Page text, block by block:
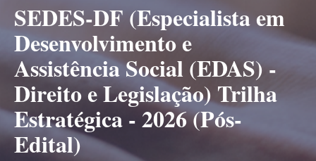
SEDES-DF (Especialista em
Desenvolvimento e
Assistência Social (EDAS) -
Direito e Legislação) Trilha
Estratégica - 2026 (Pós-
Edital)